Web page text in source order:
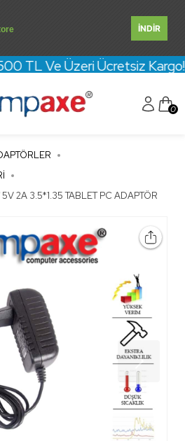
İNDİR
Ve Üzeri Ücretsiz Kargo!
0
2A 3.5*1.35 TABLET PC ADAPTÖR